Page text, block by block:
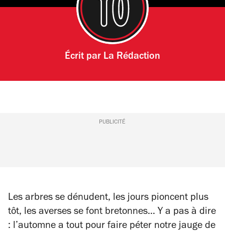
Écrit par La Rédaction
PUBLICITÉ
​​Les arbres se dénudent, les jours pioncent plus
tôt, les averses se font bretonnes… Y a pas à dire
: l’automne a tout pour faire péter notre jauge de